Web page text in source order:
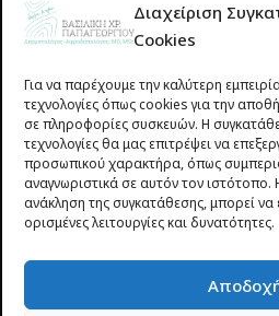
Διαχείριση
Cookies
Για να παρέχουμε την καλύτερη
τεχνολογίες όπως cookies για την
σε πληροφορίες συσκευών. Η
τεχνολογίες θα μας επιτρέψει να
προσωπικού χαρακτήρα, όπως
αναγνωριστικά σε αυτόν τον ιστότοπο.
ανάκληση της συγκατάθεσης, μπορεί να
ορισμένες λειτουργίες και δυνατότητες.
επίσης ιδανικό για
τόνο στην επιδερμίδα.
Καταπολέμηση της
στιγμάτων
Τα ειδικά χημικά
στιγμάτων (φαγέσωρες).